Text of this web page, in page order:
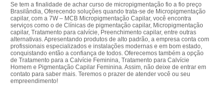
Se tem a finalidade de achar curso de micropigmentação fio a fio preço
Brasilândia, Oferecendo soluções quando trata-se de Micropigmentação
capilar, com a 7W – MCB Micropigmentação Capilar, você encontra
serviços como o de Clínicas de pigmentação capilar, Micropigmentação
capilar, Tratamento para calvície, Preenchimento capilar, entre outras
alternativas. Apresentando produtos de alto padrão, a empresa conta com
profissionais especializados e instalações modernas e em bom estado,
conquistando então a confiança de todos. Oferecemos também a opção
de Tratamento para a Calvície Feminina, Tratamento para Calvície
Homem e Pigmentação Capilar Feminina. Assim, não deixe de entrar em
contato para saber mais. Teremos o prazer de atender você ou seu
empreendimento!